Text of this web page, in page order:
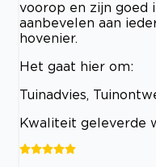
voorop en zijn goed
aanbevelen aan
hovenier.
Het gaat hier om:
Tuinadvies,
Kwaliteit geleverde